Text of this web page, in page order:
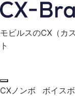
モビルスのCX（カ
ト
CX ノンボ
ボイスボ